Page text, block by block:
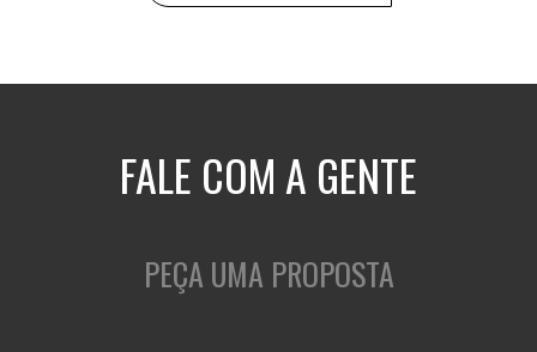
FALE COM A GENTE
PEÇA UMA PROPOSTA